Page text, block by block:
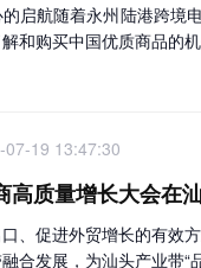
启航随着永州陆港跨境
和购买中国优质商品的机
07-19 13:47:30
高质量增长大会在
、促进外贸增长的有效
合发展，为汕头产业带“